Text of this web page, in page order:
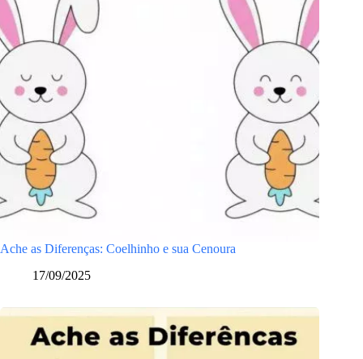
Ache as Diferenças: Coelhinho e sua Cenoura
17/09/2025